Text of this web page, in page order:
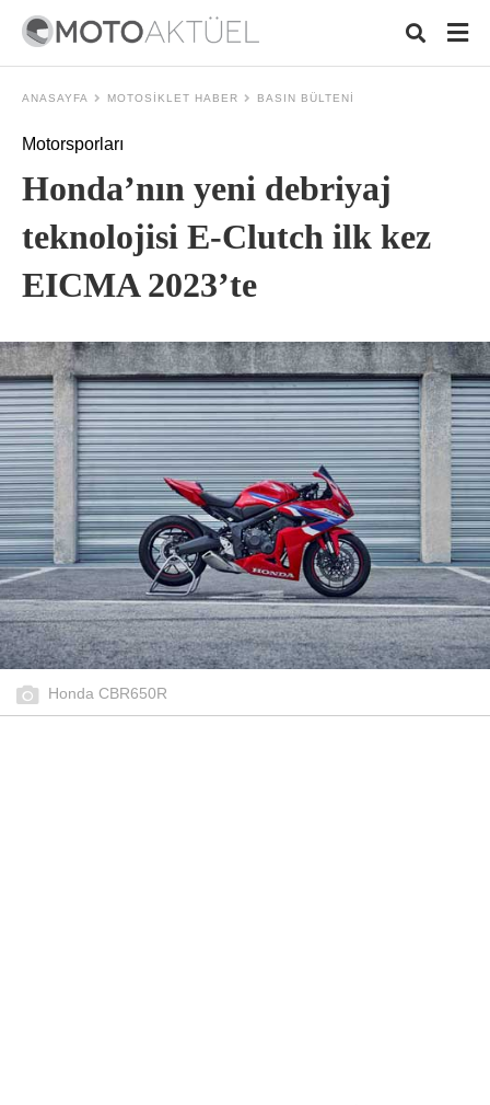
ANASAYFA MOTOSIKLET HABER BASIN BÜLTENI
Motorsporları
Honda’nın yeni debriyaj
teknolojisi E-Clutch ilk kez
EICMA 2023’te
Honda CBR650R